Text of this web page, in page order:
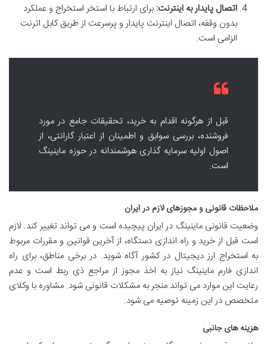
اتصال پایدار به اینترنت: برای ارتباط با استخر استخراج و عملکرد
بدون وقفه، اتصال اینترنت پایدار و پرسرعت از طریق کابل اترنت
الزامی است.
قبل از هرگونه اقدام به خرید، تحقیقات جامع در مورد
فروشنده، بررسی سوابق و اطمینان از اعتبار گارانتی، از
اصول اولیه سرمایه گذاری هوشمندانه در حوزه ماینینگ
است.
ملاحظات قانونی و مجوزهای لازم در ایران
وضعیت قانونی ماینینگ در ایران پیچیده است و می تواند تغییر کند. لازم
است قبل از خرید و راه اندازی دستگاه، از آخرین قوانین و مقررات مربوط
به استخراج ارز دیجیتال در کشور آگاه شوید. در برخی مناطق، برای راه
اندازی فارم ماینینگ نیاز به اخذ مجوز از مراجع ذی ربط است و عدم
رعایت این موارد می تواند منجر به مشکلات قانونی شود. مشاوره با وکلای
متخصص در این زمینه توصیه می شود.
هزینه های جانبی